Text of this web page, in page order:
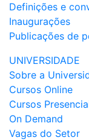
Definições e
Inaugurações
Publicações de
UNIVERSIDADE
Sobre a
Cursos Online
Cursos
On Demand
Vagas do Setor